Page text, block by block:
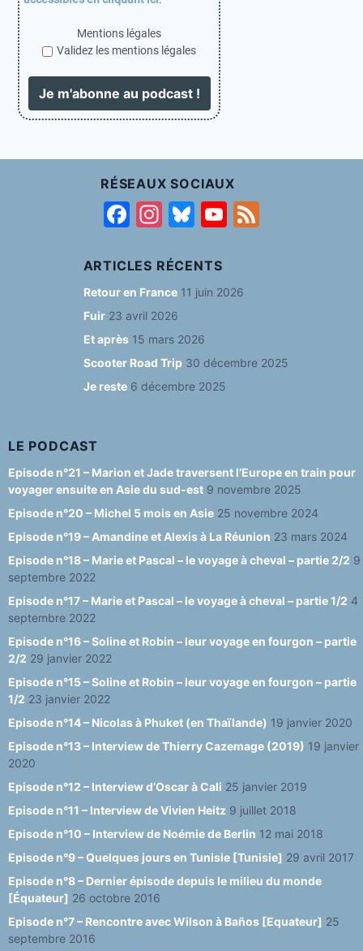
Mentions légales
Validez les mentions légales
RÉSEAUX SOCIAUX
F
c
e
b
o
o
k
In
a
g
ra
m
Bl
e
s
y
Y
T
e
n
n
el
ARTICLES RÉCENTS
Retour en France 11 juin 2026
Fuir 23 avril 2026
Et après 15 mars 2026
Scooter Road Trip 30 décembre 2025
Je reste 6 décembre 2025
LE PODCAST
Episode n°21 – Marion et Jade traversent l’Europe en train pour
voyager ensuite en Asie du sud-est 9 novembre 2025
Episode n°20 – Michel 5 mois en Asie 25 novembre 2024
Episode n°19 – Amandine et Alexis à La Réunion 23 mars 2024
Episode n°18 – Marie et Pascal – le voyage à cheval – partie 2/2 9
septembre 2022
Episode n°17 – Marie et Pascal – le voyage à cheval – partie 1/2 4
septembre 2022
Episode n°16 – Soline et Robin – leur voyage en fourgon – partie
2/2 29 janvier 2022
Episode n°15 – Soline et Robin – leur voyage en fourgon – partie
1/2 23 janvier 2022
Episode n°14 – Nicolas à Phuket (en Thaïlande) 19 janvier 2020
Episode n°13 – Interview de Thierry Cazemage (2019) 19 janvier
2020
Episode n°12 – Interview d’Oscar à Cali 25 janvier 2019
Episode n°11 – Interview de Vivien Heitz 9 juillet 2018
Episode n°10 – Interview de Noémie de Berlin 12 mai 2018
Episode n°9 – Quelques jours en Tunisie [Tunisie] 29 avril 2017
Episode n°8 – Dernier épisode depuis le milieu du monde
[Équateur] 26 octobre 2016
Episode n°7 – Rencontre avec Wilson à Baños [Equateur] 25
septembre 2016